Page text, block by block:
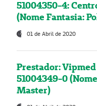
51004350-4:
(Nome Fantasia:
01 de Abril de 2020
Prestador:
51004349-0
Master)